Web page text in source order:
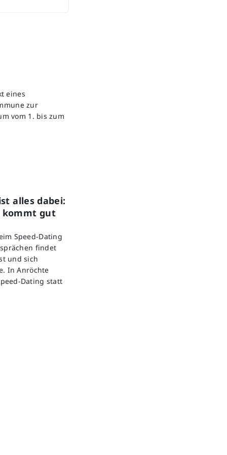
eines
zur
vom 1. bis zum
alles dabei:
kommt gut
Speed-Dating
findet
und sich
In Anröchte
Dating statt